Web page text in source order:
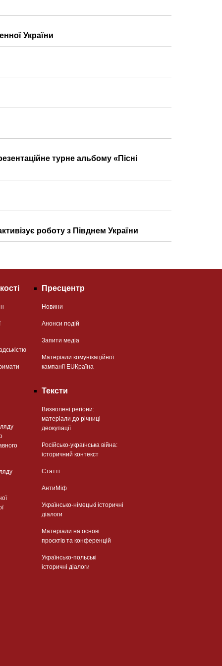
України
турне альбому «Пісні
роботу з Півднем України
Пресцентр
Новини
Анонси подій
Запити медіа
Матеріали комунікаційної
кампанії EUКраїна
Тексти
Визволені регіони:
матеріали до річниці
деокупації
Російсько-українська війна:
історичний контекст
Статті
АнтиМіф
Українсько-німецькі історичні
діалоги
Матеріали на основі
проєктів та конференцій
Українсько-польські
історичні діалоги